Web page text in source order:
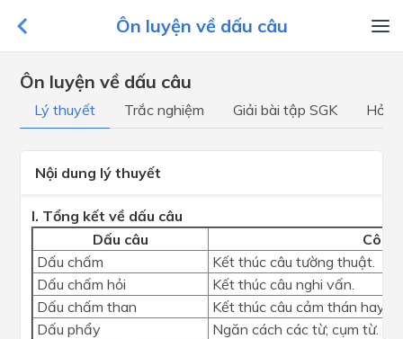
Ôn luyện về dấu câu
Ôn luyện về dấu câu
Lý thuyết Trắc nghiệm Giải bài tập SGK Hỏi
Nội dung lý thuyết
I. Tổng kết về dấu câu
Dấu câu
Dấu chấm
Kết thúc câu tường thuật.
Dấu chấm hỏi
Kết thúc câu nghi vấn.
Dấu chấm than
Kết thúc câu cảm thán hay
Dấu phẩy
Ngăn cách các từ; cụm từ.